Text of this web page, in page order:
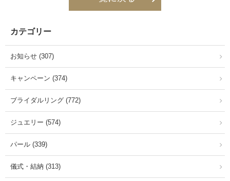
カテゴリー
お知らせ (307)
キャンペーン (374)
ブライダルリング (772)
ジュエリー (574)
パール (339)
儀式・結納 (313)